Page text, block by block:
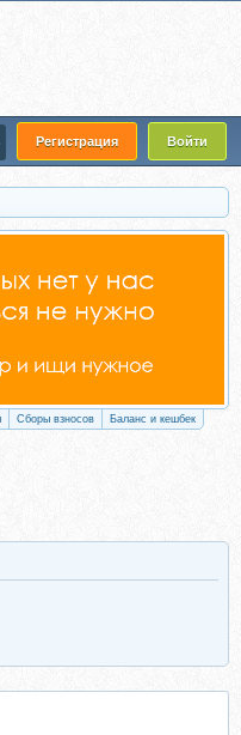
Регистрация Войти
Сборы взносов Баланс и кешбек